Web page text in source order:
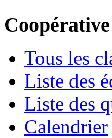
Tous les
Liste des
Liste des
Calendrier